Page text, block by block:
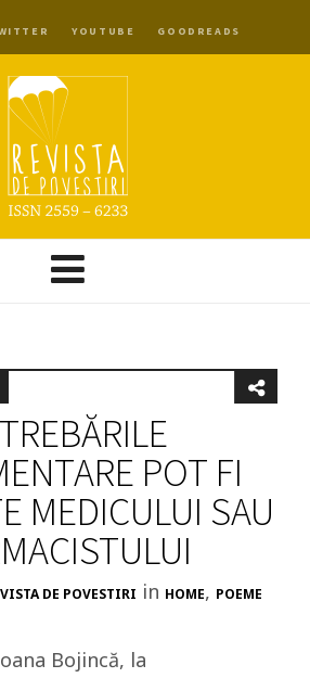
YOUTUBE GOODREADS
POT FI
MEDICULUI SAU
DE POVESTIRI in HOME, POEME
Bojincă, la